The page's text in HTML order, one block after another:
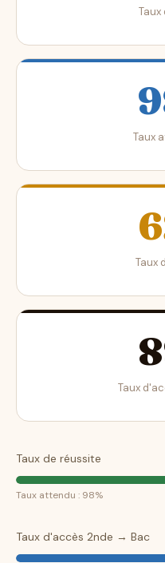
Taux
Taux
Taux
Taux de réussite
Taux attendu : 98%
Taux d'accès 2nde → Bac